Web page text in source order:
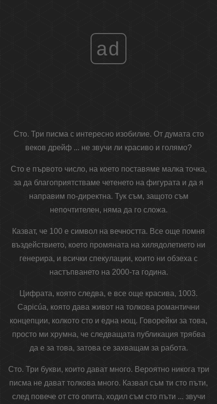
ad
Сто. Три писма с интересно изобилие. От думата сто
веков дрейф ... не звучи ли красиво и голямо?
Сто е първото число, на което поставяме малка точка,
за да благоприятстваме четенето на фигурата и да я
направим по-директна. Тук съм, защото съм
непочтителен, няма да го сложа.
Казват, че 100 е символ на вечността. Все още помня
въздействието, което промяната на хилядолетието ни
генерира, и всички спекулации, които ни обзеха с
настъпването на 2000-та година.
Цифрата, която следва, е все още красива, 1003.
Capicúa, която дава живот на толкова романтични
концепции, колкото сто и една нощ. Говорейки за това,
просто ми хрумна, че следващата публикация трябва
да е за това, затова се захващам за работа.
Сто. Три букви, които дават много. Вероятно никога три
писма не дават толкова много. Казвал съм ти сто пъти,
след повече от сто опита, ходил съм сто пъти ... звучи